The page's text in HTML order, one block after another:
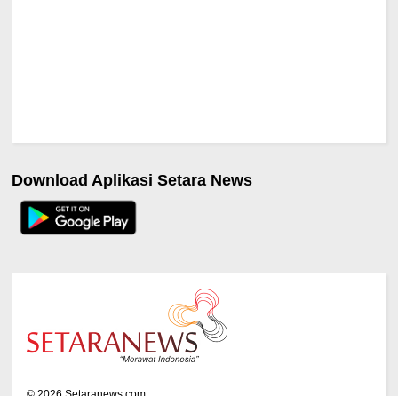
Download Aplikasi Setara News